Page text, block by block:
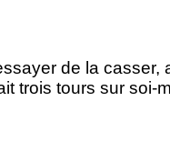
de la casser,
trois tours sur soi-